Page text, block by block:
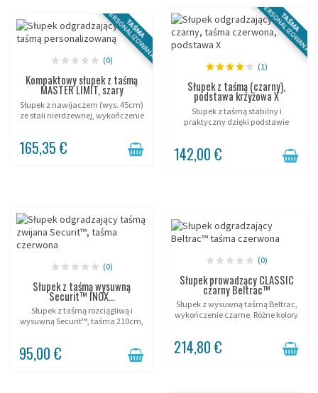
TAŚMA
PERSONALIZOWANA
(0)
Kompaktowy słupek z taśmą
MASTER LIMIT, szary
Słupek z nawijaczem (wys. 45cm)
ze stali nierdzewnej, wykończenie
szare, taśma 300cm.
165,35 €
TAŚMA
PERSONALIZOWANA
(1)
Słupek z taśmą (czarny),
podstawa krzyżowa X
Słupek z taśmą stabilny i
praktyczny dzięki podstawie
142,00 €
(0)
Słupek z taśmą wysuwną
Securit™ INOX...
Słupek z taśmą rozciągliwą i
wysuwną Securit™, taśma 210cm,
95,00 €
(0)
Słupek prowadzący CLASSIC
czarny Beltrac™
Słupek z wysuwną taśmą Beltrac,
wykończenie czarne. Różne kolory
taśm.
214,80 €